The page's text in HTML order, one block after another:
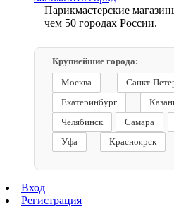
Парикмастерские
чем 50 городах России.
Крупнейшие города:
Москва
Санкт-
Екатеринбург
Челябинск
Самара
Уфа
Красноярск
Вход
Регистрация